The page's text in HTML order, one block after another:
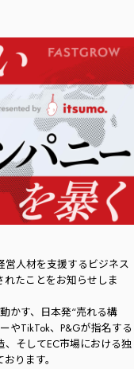
営人材を支援するビジネス
れたことをお知らせしま
かす、日本発“売れる構
TikTok、P&Gが指名する
そしてEC市場における独
ります。